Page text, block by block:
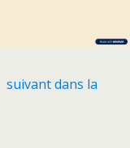
suivant dans la